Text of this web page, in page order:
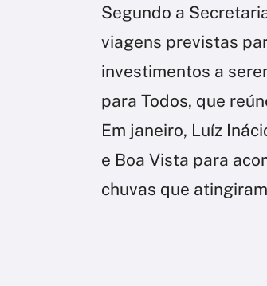
Segundo a
viagens previstas
investimentos a
para Todos, que
Em janeiro, Luíz
e Boa Vista para
chuvas que